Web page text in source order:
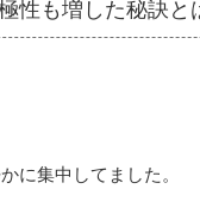
性も増した秘訣と
に集中してました。